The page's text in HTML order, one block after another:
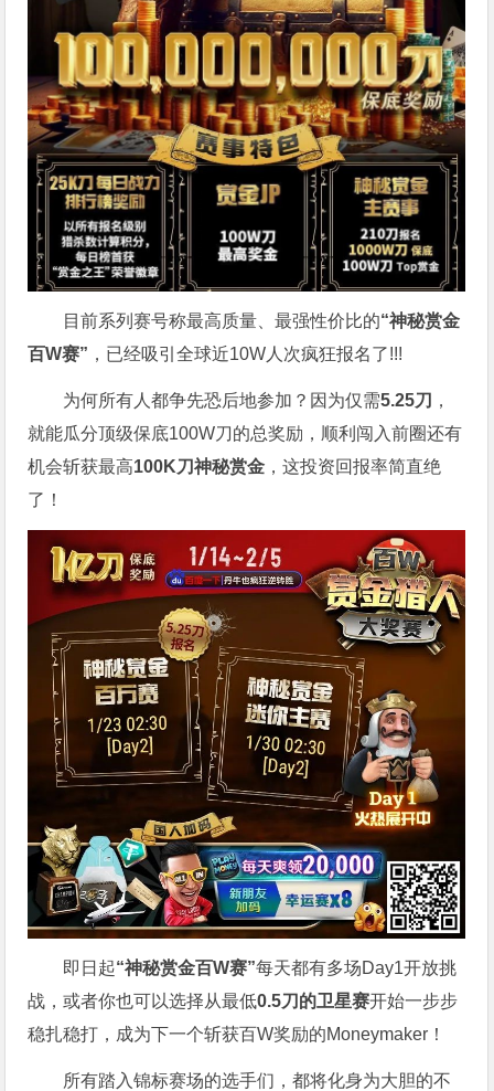
目前系列赛号称最高质量、最强性价比的“神秘赏金
百W赛” ，已经吸引全球近10W人次疯狂报名了!!!
为何所有人都争先恐后地参加？因为仅需5.25刀 ，
就能瓜分顶级保底100W刀的总奖励，顺利闯入前圈还有
机会斩获最高100K刀神秘赏金 ，这投资回报率简直绝
了！
即日起“神秘赏金百W赛”每天都有多场Day1开放挑
战，或者你也可以选择从最低0.5刀的卫星赛开始一步步
稳扎稳打，成为下一个斩获百W奖励的Moneymaker！
所有踏入锦标赛场的选手们，都将化身为大胆的不